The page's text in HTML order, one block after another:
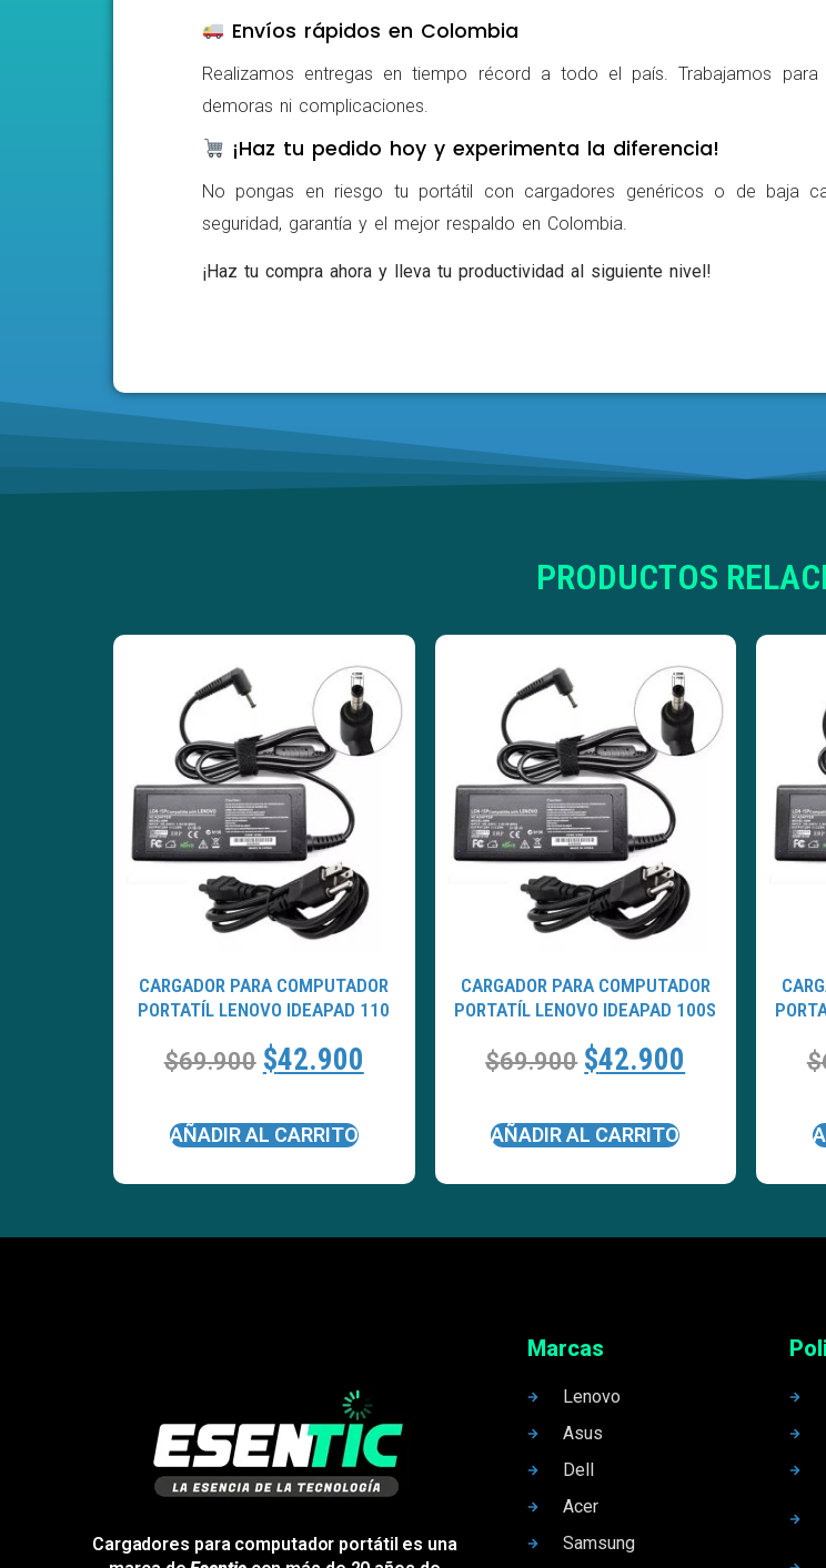
Envíos rápidos en Colombia
Realizamos entregas en tiempo récord a todo el país. Trabajamos
demoras ni complicaciones.
¡Haz tu pedido hoy y experimenta la diferencia!
No pongas en riesgo tu portátil con cargadores genéricos o de baja
seguridad, garantía y el mejor respaldo en Colombia.
¡Haz tu compra ahora y lleva tu productividad al siguiente nivel!
PRODUCTOS
CARGADOR PARA COMPUTADOR
PORTATÍL LENOVO IDEAPAD 110
$69.900 $42.900
AÑADIR AL CARRITO
CARGADOR PARA COMPUTADOR
PORTATÍL LENOVO IDEAPAD 100S
$69.900 $42.900
AÑADIR AL CARRITO
$
Cargadores para computador portátil es una
Marcas
Lenovo
Asus
Dell
Acer
Samsung